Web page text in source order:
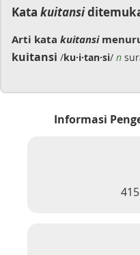
Kata kuitansi
Arti kata kuitansi
kuitansi /ku·i·tan·si/ n
Informasi